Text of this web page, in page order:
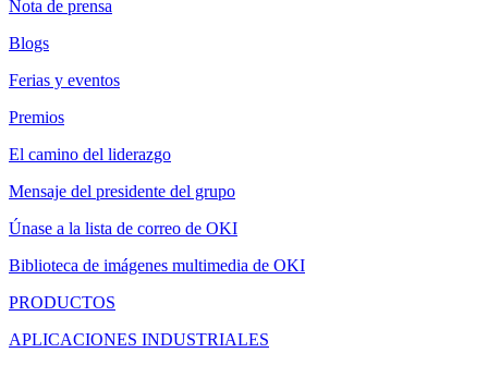
Nota de prensa
Blogs
Ferias y eventos
Premios
El camino del liderazgo
Mensaje del presidente del grupo
Únase a la lista de correo de OKI
Biblioteca de imágenes multimedia de OKI
PRODUCTOS
APLICACIONES INDUSTRIALES